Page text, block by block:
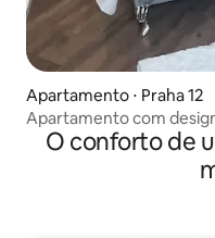
Apartamento ⋅ Praha 12
Apartamento com
Estacionamento gratuito
O conforto de